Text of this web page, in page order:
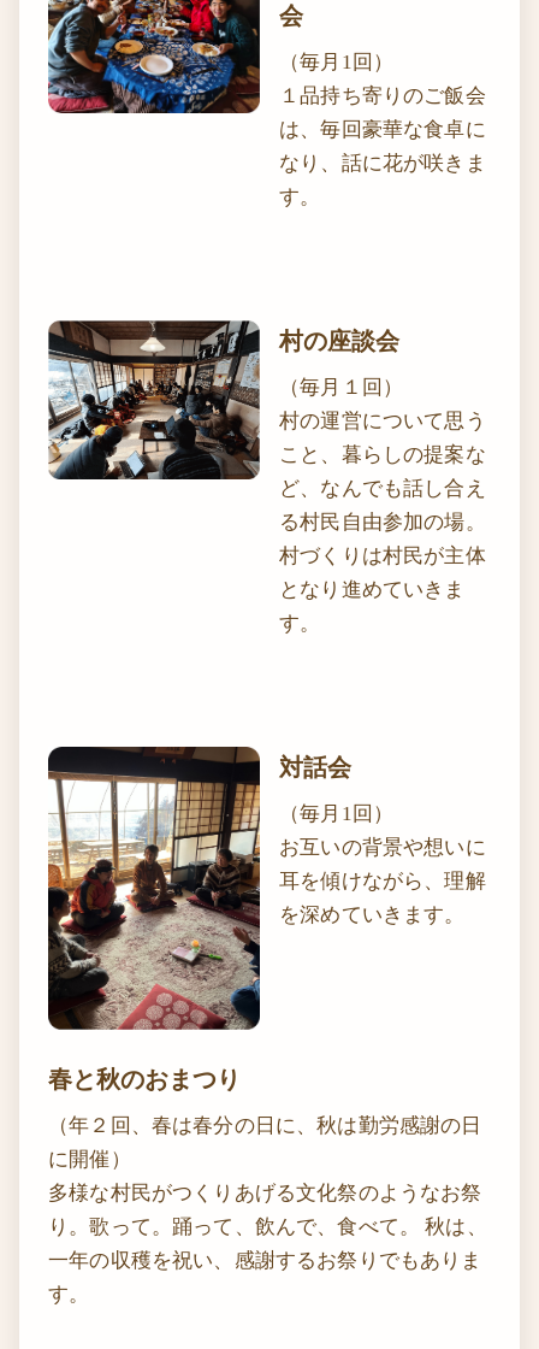
会
（毎月1回）
１品持ち寄りのご飯会
は、毎回豪華な食卓に
なり、話に花が咲きま
す。
村の座談会
（毎月１回）
村の運営について思う
こと、暮らしの提案な
ど、なんでも話し合え
る村民自由参加の場。
村づくりは村民が主体
となり進めていきま
す。
対話会
（毎月1回）
お互いの背景や想いに
耳を傾けながら、理解
を深めていきます。
春と秋のおまつり
（年２回、春は春分の日に、秋は勤労感謝の日
に開催）
多様な村民がつくりあげる文化祭のようなお祭
り。歌って。踊って、飲んで、食べて。 秋は、
一年の収穫を祝い、感謝するお祭りでもありま
す。